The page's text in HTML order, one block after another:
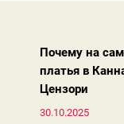
Почему на
платья в
Цензори
30.10.2025